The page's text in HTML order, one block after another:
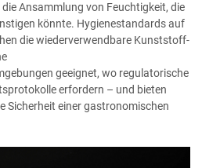
Ansammlung von Feuchtigkeit, die
könnte. Hygienestandards auf
die wiederverwendbare Kunststoff-
geeignet, wo regulatorische
erfordern – und bieten
Sicherheit einer gastronomischen